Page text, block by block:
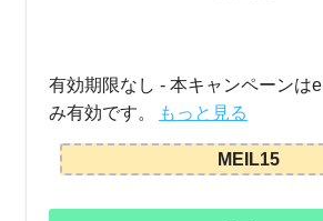
有効期限なし - 本キャンペーンは
み有効です。
もっと見る
MEIL15